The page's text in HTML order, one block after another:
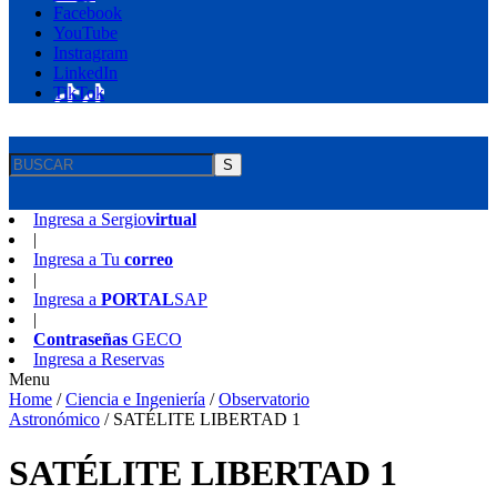
Facebook
YouTube
Instragram
LinkedIn
TikTok
S
Ingresa a Sergiovirtual
|
Ingresa a Tu correo
|
Ingresa a PORTALSAP
|
Contraseñas GECO
Ingresa a Reservas
Menu
Home /Ciencia e Ingeniería /Observatorio
Astronómico / SATÉLITE LIBERTAD 1
SATÉLITE LIBERTAD 1